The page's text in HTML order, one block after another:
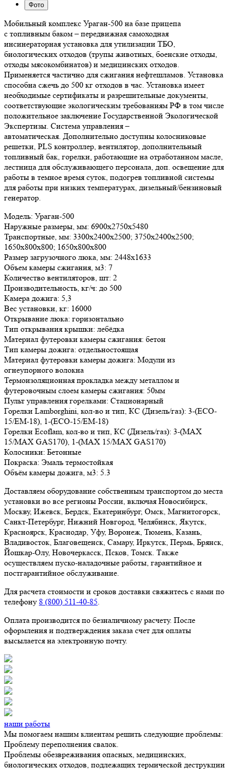
Фото
Мобильный комплекс Ураган-500 на базе прицепа
с топливным баком – передвижная самоходная
инсинераторная установка для утилизации ТБО,
биологических отходов (трупы животных, боенские отходы,
отходы мясокомбинатов) и медицинских отходов.
Применяется частично для сжигания нефтешламов. Установка
способна сжечь до 500 кг отходов в час. Установка имеет
необходимые сертификаты и разрешительные документы,
соответствующие экологическим требованиям РФ в том числе
положительное заключение Государственной Экологической
Экспертизы. Система управления –
автоматическая. Дополнительно доступны колосниковые
решетки, PLS контроллер, вентилятор, дополнительный
топливный бак, горелки, работающие на отработанном масле,
лестница для обслуживающего персонала, доп. освещение для
работы в темное время суток, подогрев топливной системы
для работы при низких температурах, дизельный/бензиновый
генератор.
Модель: Ураган-500
Наружные размеры, мм: 6900х2750х5480
Транспортные, мм: 3300х2400х2500; 3750х2400х2500;
1650х800х800; 1650х800х800
Размер загрузочного люка, мм: 2448х1633
Объем камеры сжигания, м3: 7
Количество вентиляторов, шт: 2
Производительность, кг/ч: до 500
Камера дожига: 5,3
Вес установки, кг: 16000
Открывание люка: горизонтально
Тип открывания крышки: лебёдка
Материал футеровки камеры сжигания: бетон
Тип камеры дожига: отдельностоящая
Материал футеровки камеры дожига: Модули из
огнеупорного волокна
Термоизоляционная прокладка между металлом и
футеровочным слоем камеры сжигания: 50мм
Пульт управления горелками: Стационарный
Горелки Lamborghini, кол-во и тип, КС (Дизель/газ): 3-(ECO-
15/EM-18), 1-(ECO-15/EM-18)
Горелки Ecoflam, кол-во и тип, КС (Дизель/газ): 3-(MAX
15/MAX GAS170), 1-(MAX 15/MAX GAS170)
Колосники: Бетонные
Покраска: Эмаль термостойкая
Объём камеры дожига, м3: 5.3
Доставляем оборудование собственным транспортом до места
установки во все регионы России, включая Новосибирск,
Москву, Ижевск, Бердск, Екатеринбург, Омск, Магнитогорск,
Санкт-Петербург, Нижний Новгород, Челябинск, Якутск,
Красноярск, Краснодар, Уфу, Воронеж, Тюмень, Казань,
Владивосток, Благовещенск, Самару, Иркутск, Пермь, Брянск,
Йошкар-Олу, Новочеркасск, Псков, Томск. Также
осуществляем пуско-наладочные работы, гарантийное и
постгарантийное обслуживание.
Для расчета стоимости и сроков доставки свяжитесь с нами по
телефону 8 (800) 511-40-85
Оплата производится по безналичному расчету. После
оформления и подтверждения заказа счет для оплаты
высылается на электронную почту.
наши работы
Мы помогаем нашим клиентам решить следующие проблемы:
Проблему переполнения свалок.
Проблемы обезвреживания опасных, медицинских,
биологических отходов, подлежащих термической деструкции